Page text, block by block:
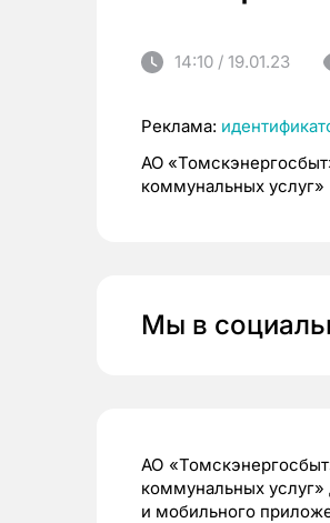
14:10 / 19.01.23
Реклама:
АО
коммунальных услуг»
Мы в
АО
коммунальных услуг»
и мобильного